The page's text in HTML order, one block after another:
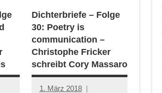
Dichterbriefe – Folge
30: Poetry is
communication –
Christophe Fricker
schreibt Cory Massaro
1. März 2018